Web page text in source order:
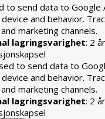
to send data to Google
and behavior.
marketing channels.
lagringsvarighet: 2 år
to send data to
and behavior.
marketing channels.
lagringsvarighet: 2 år